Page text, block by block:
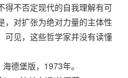
得不否定现代的自我理解有可
，对扩张为绝对力量的主体性
可见，这些哲学家并没有读懂
德堡版，1973年。